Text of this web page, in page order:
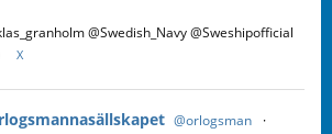
@Swedish_Navy @Sweshipofficial
X
@orlogsman ·